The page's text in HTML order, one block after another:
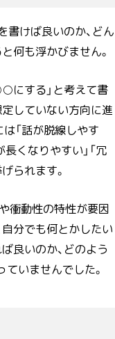
書けば良いのか、どん
何も浮かびません。
にする」と考えて書
していない方向に進
「話が脱線しやす
長くなりやすい」「冗
られます。
衝動性の特性が要因
分でも何とかしたい
良いのか、どのよう
いませんでした。